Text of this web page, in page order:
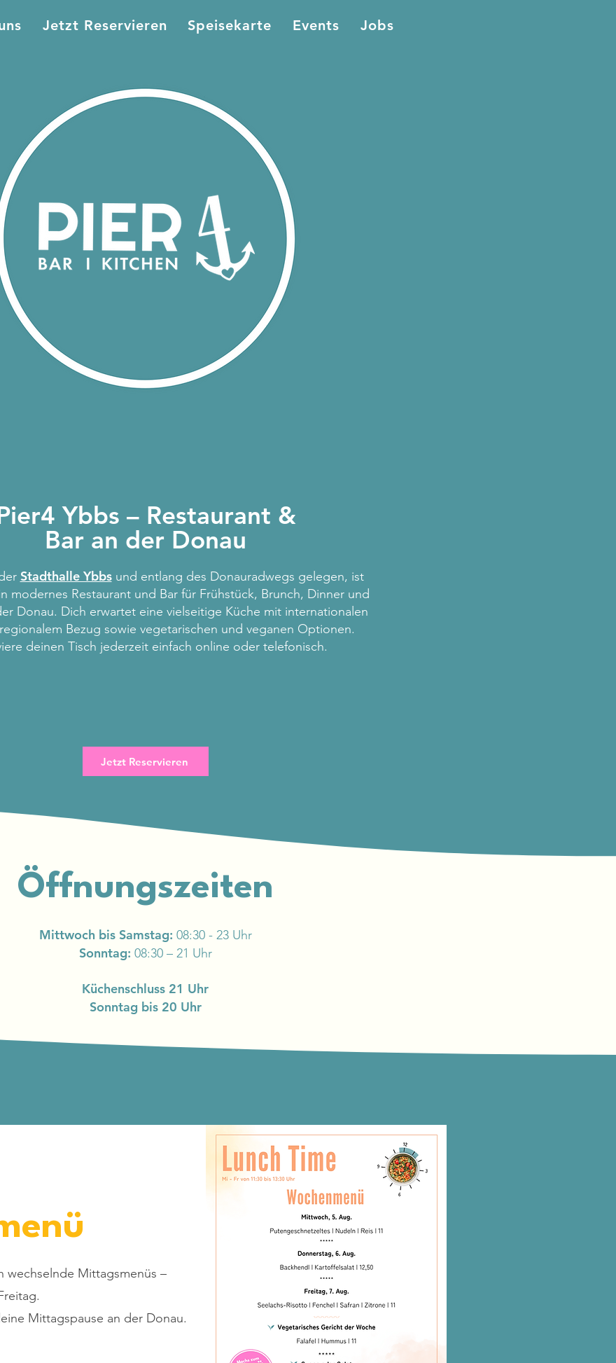
Jetzt Reservieren Speisekarte Events Jobs
Ybbs – Restaurant &
Bar an der Donau
Stadthalle Ybbs und entlang des Donauradwegs gelegen, ist
modernes Restaurant und Bar für Frühstück, Brunch, Dinner und
Donau. Dich erwartet eine vielseitige Küche mit internationalen
Bezug sowie vegetarischen und veganen Optionen.
deinen Tisch jederzeit einfach online oder telefonisch.
Jetzt Reservieren
Öffnungszeiten
Mittwoch bis Samstag: 08:30 - 23 Uhr
Sonntag: 08:30 – 21 Uhr
Küchenschluss 21 Uhr
Sonntag bis 20 Uhr
wechselnde Mittagsmenüs –
Mittagspause an der Donau.